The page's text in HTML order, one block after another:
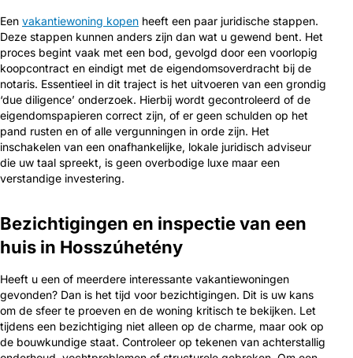
Een vakantiewoning kopen heeft een paar juridische stappen.
Deze stappen kunnen anders zijn dan wat u gewend bent. Het
proces begint vaak met een bod, gevolgd door een voorlopig
koopcontract en eindigt met de eigendomsoverdracht bij de
notaris. Essentieel in dit traject is het uitvoeren van een grondig
‘due diligence’ onderzoek. Hierbij wordt gecontroleerd of de
eigendomspapieren correct zijn, of er geen schulden op het
pand rusten en of alle vergunningen in orde zijn. Het
inschakelen van een onafhankelijke, lokale juridisch adviseur
die uw taal spreekt, is geen overbodige luxe maar een
verstandige investering.
Bezichtigingen en inspectie van een
huis in Hosszúhetény
Heeft u een of meerdere interessante vakantiewoningen
gevonden? Dan is het tijd voor bezichtigingen. Dit is uw kans
om de sfeer te proeven en de woning kritisch te bekijken. Let
tijdens een bezichtiging niet alleen op de charme, maar ook op
de bouwkundige staat. Controleer op tekenen van achterstallig